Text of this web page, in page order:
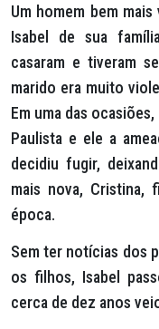
Um homem bem
Isabel de sua
casaram e tiveram
marido era muito
Em uma das
Paulista e ele a
decidiu fugir,
mais nova, Cristina,
época.
Sem ter notícias dos
os filhos, Isabel
cerca de dez anos